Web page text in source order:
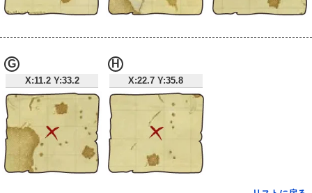
X:11.2 Y:33.2
G
X:22.7 Y:35.8
H